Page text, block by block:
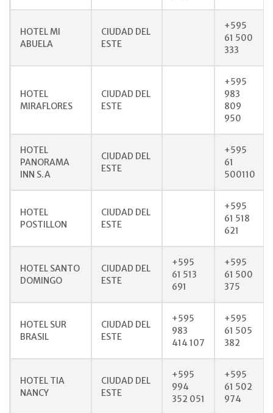
HOTEL MI
ABUELA
CIUDAD DEL
ESTE
+595
61 500
333
HOTEL
MIRAFLORES
CIUDAD DEL
ESTE
+595
983
809
950
HOTEL
PANORAMA
INN S.A
CIUDAD DEL
ESTE
+595
61
500110
HOTEL
POSTILLON
CIUDAD DEL
ESTE
+595
61 518
621
HOTEL SANTO
DOMINGO
CIUDAD DEL
ESTE
+595
61 513
691
+595
61 500
375
HOTEL SUR
BRASIL
CIUDAD DEL
ESTE
+595
983
414 107
+595
61 505
382
HOTEL TIA
NANCY
CIUDAD DEL
ESTE
+595
994
352 051
+595
61 502
974